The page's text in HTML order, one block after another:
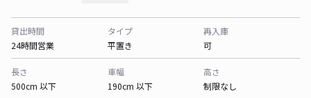
貸出時間
24時間営業
タイプ
平置き
再入庫
可
長さ
500cm 以下
車幅
190cm 以下
高さ
制限なし